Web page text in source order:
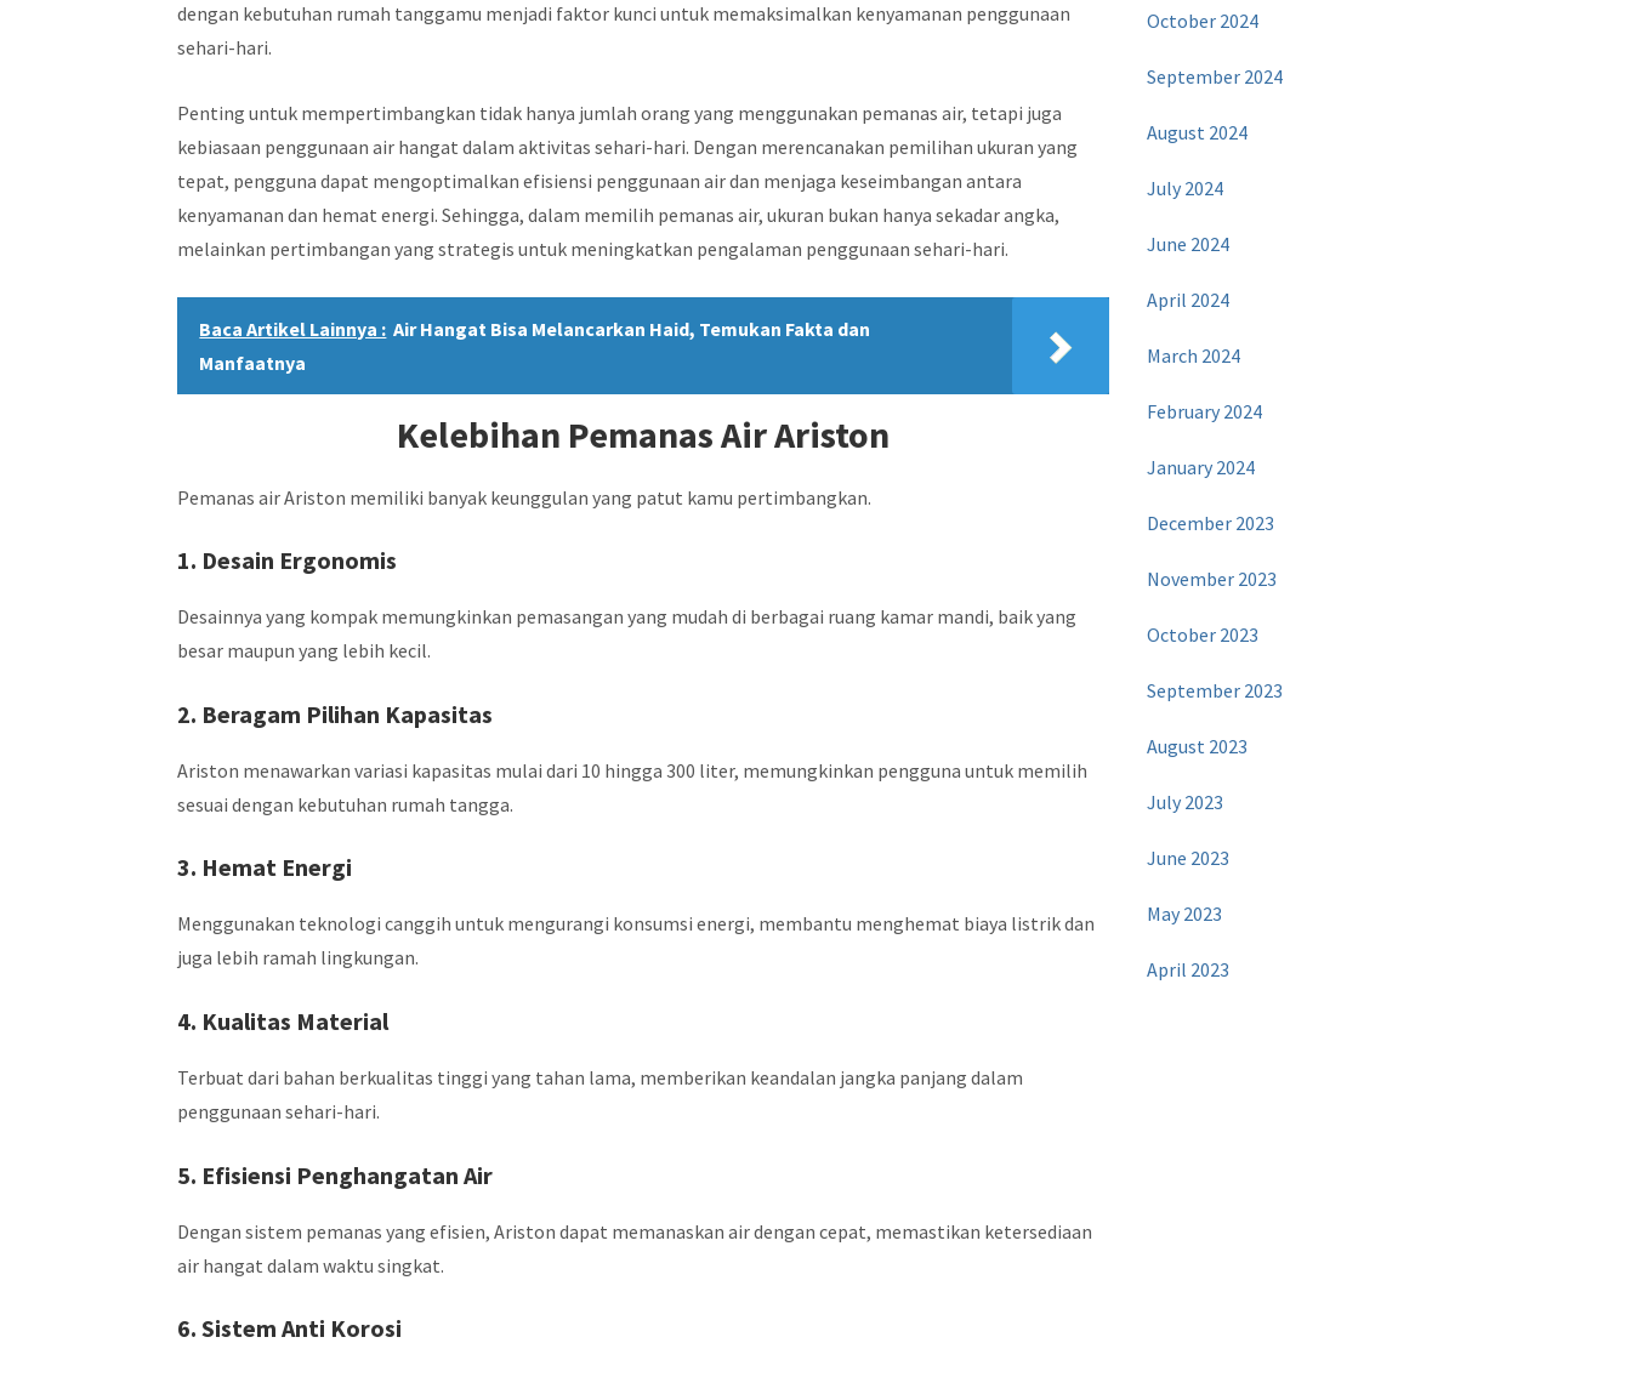
dengan kebutuhan rumah tanggamu menjadi faktor kunci untuk memaksimalkan kenyamanan penggunaan
sehari-hari.
Penting untuk mempertimbangkan tidak hanya jumlah orang yang menggunakan pemanas air, tetapi juga
kebiasaan penggunaan air hangat dalam aktivitas sehari-hari. Dengan merencanakan pemilihan ukuran yang
tepat, pengguna dapat mengoptimalkan efisiensi penggunaan air dan menjaga keseimbangan antara
kenyamanan dan hemat energi. Sehingga, dalam memilih pemanas air, ukuran bukan hanya sekadar angka,
melainkan pertimbangan yang strategis untuk meningkatkan pengalaman penggunaan sehari-hari.
Baca Artikel Lainnya : Air Hangat Bisa Melancarkan Haid, Temukan Fakta dan
Manfaatnya
Kelebihan Pemanas Air Ariston
Pemanas air Ariston memiliki banyak keunggulan yang patut kamu pertimbangkan.
1. Desain Ergonomis
Desainnya yang kompak memungkinkan pemasangan yang mudah di berbagai ruang kamar mandi, baik yang
besar maupun yang lebih kecil.
2. Beragam Pilihan Kapasitas
Ariston menawarkan variasi kapasitas mulai dari 10 hingga 300 liter, memungkinkan pengguna untuk memilih
sesuai dengan kebutuhan rumah tangga.
3. Hemat Energi
Menggunakan teknologi canggih untuk mengurangi konsumsi energi, membantu menghemat biaya listrik dan
juga lebih ramah lingkungan.
4. Kualitas Material
Terbuat dari bahan berkualitas tinggi yang tahan lama, memberikan keandalan jangka panjang dalam
penggunaan sehari-hari.
5. Efisiensi Penghangatan Air
Dengan sistem pemanas yang efisien, Ariston dapat memanaskan air dengan cepat, memastikan ketersediaan
air hangat dalam waktu singkat.
6. Sistem Anti Korosi
October 2024
September 2024
August 2024
July 2024
June 2024
April 2024
March 2024
February 2024
January 2024
December 2023
November 2023
October 2023
September 2023
August 2023
July 2023
June 2023
May 2023
April 2023